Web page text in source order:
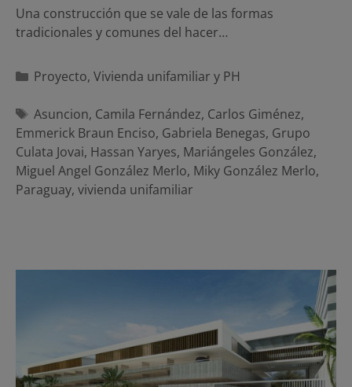
Una construcción que se vale de las formas
tradicionales y comunes del hacer…
Categorías
Proyecto, Vivienda unifamiliar y PH
Etiquetas
Asuncion, Camila Fernández, Carlos Giménez,
Emmerick Braun Enciso, Gabriela Benegas, Grupo
Culata Jovai, Hassan Yaryes, Mariángeles González,
Miguel Angel González Merlo, Miky González Merlo,
Paraguay, vivienda unifamiliar